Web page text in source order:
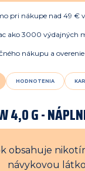
pri nákupe nad 49 €
ako 3000 výdajných
nákupu a
HODNOTENIA
4,0 G -
obsahuje
návykovou